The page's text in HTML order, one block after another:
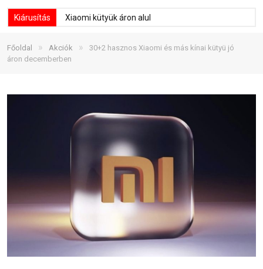
Kiárusítás Xiaomi kütyük áron alul
Főoldal » Akciók »
30+2 hasznos Xiaomi és más kínai kütyü jó
áron decemberben